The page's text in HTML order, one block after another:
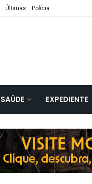
Últimas Polícia
SAÚDE EXPEDIENTE